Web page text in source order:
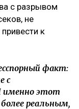
с разрывом
не
к
факт:
с
этот
реальным,